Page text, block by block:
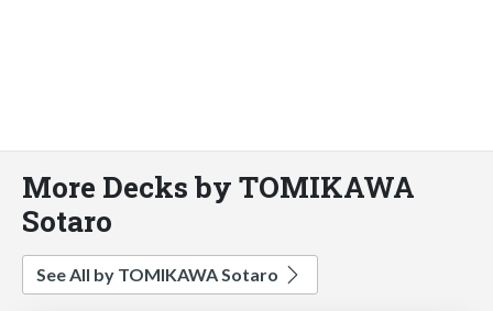
More Decks by TOMIKAWA
Sotaro
See All by TOMIKAWA Sotaro